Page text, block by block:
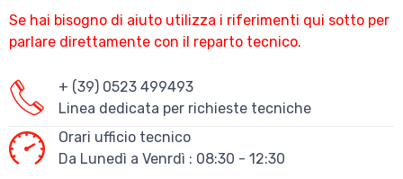
Se hai bisogno di aiuto utilizza i riferimenti qui sotto per
parlare direttamente con il reparto tecnico.
+ (39) 0523 499493
Linea dedicata per richieste tecniche
Orari ufficio tecnico
Da Lunedì a Venrdì : 08:30 - 12:30